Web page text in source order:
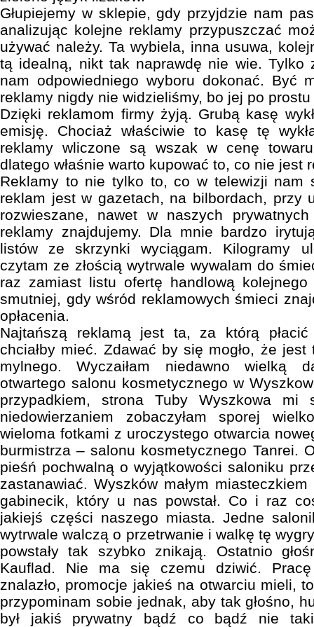
Głupiejemy w sklepie, gdy przyjdzie nam
analizując kolejne reklamy przypuszczać
używać należy. Ta wybiela, inna usuwa,
tą idealną, nikt tak naprawdę nie wie. Tylko
nam odpowiedniego wyboru dokonać. Być
reklamy nigdy nie widzieliśmy, bo jej po
Dzięki reklamom firmy żyją. Grubą kasę
emisję. Chociaż właściwie to kasę tę
reklamy wliczone są wszak w cenę
dlatego właśnie warto kupować to, co nie jest
Reklamy to nie tylko to, co w telewizji nam
reklam jest w gazetach, na bilbordach, przy
rozwieszane, nawet w naszych
reklamy znajdujemy. Dla mnie bardzo
listów ze skrzynki wyciągam. Kilogramy
czytam ze złością wytrwale wywalam do
raz zamiast listu ofertę handlową
smutniej, gdy wśród reklamowych śmieci
opłacenia.
Najtańszą reklamą jest ta, za którą
chciałby mieć. Zdawać by się mogło, że
mylnego. Wyczaiłam niedawno wielką
otwartego salonu kosmetycznego w
przypadkiem, strona Tuby Wyszkowa mi
niedowierzaniem zobaczyłam sporej
wieloma fotkami z uroczystego otwarcia
burmistrza – salonu kosmetycznego Tanrei.
pieśń pochwalną o wyjątkowości saloniku
zastanawiać. Wyszków małym
gabinecik, który u nas powstał. Co i raz
jakiejś części naszego miasta. Jedne
wytrwale walczą o przetrwanie i walkę tę
powstały tak szybko znikają. Ostatnio
Kauflad. Nie ma się czemu dziwić.
znalazło, promocje jakieś na otwarciu mieli,
przypominam sobie jednak, aby tak głośno,
był jakiś prywatny bądź co bądź nie